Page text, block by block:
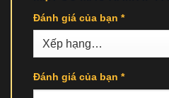
Đánh giá của bạn *
Đánh giá của bạn *